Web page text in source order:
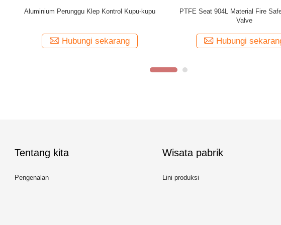
Klep Kupu-kupu Eksentrik Tiga Kali Tanpa
Hubungi sekarang
Katup Kupu-kupu Berkinerja Tinggi
dari Kebakaran
Hubungi
Tentang kita
Pengenalan
Wisata pabrik
Lini produksi